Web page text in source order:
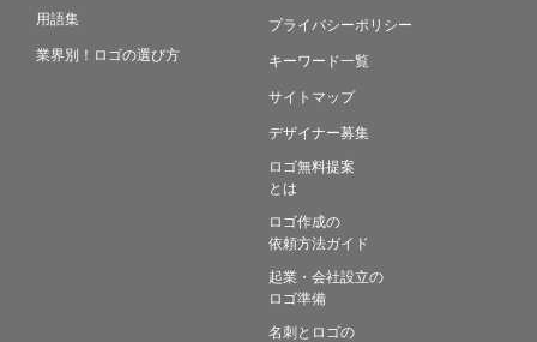
用語集
業界別！ロゴの選び方
プライバシーポリシー
キーワード一覧
サイトマップ
デザイナー募集
ロゴ無料提案
とは
ロゴ作成の
依頼方法ガイド
起業・会社設立の
ロゴ準備
名刺とロゴの